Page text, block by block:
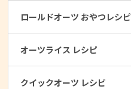
ロールドオーツ おやつレシピ
オーツライス レシピ
クイックオーツ レシピ